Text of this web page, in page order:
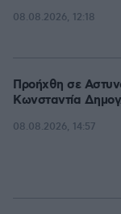
08.08.2026, 12:18
Προήχθη σε
Κωνσταντία
08.08.2026, 14:57